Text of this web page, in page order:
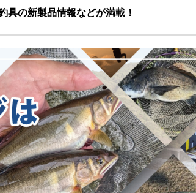
具の新製品情報などが満載！